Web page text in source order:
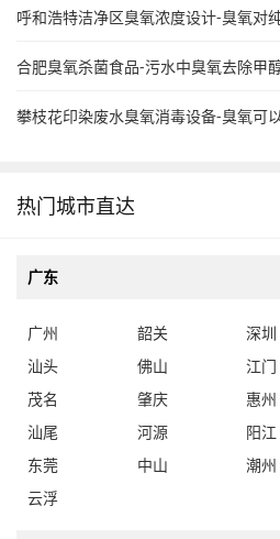
热门城市直达
广东
广州 韶关 深圳
汕头
佛山 江门
茂名
肇庆 惠州
汕尾
河源 阳江
东莞
中山 潮州
云浮